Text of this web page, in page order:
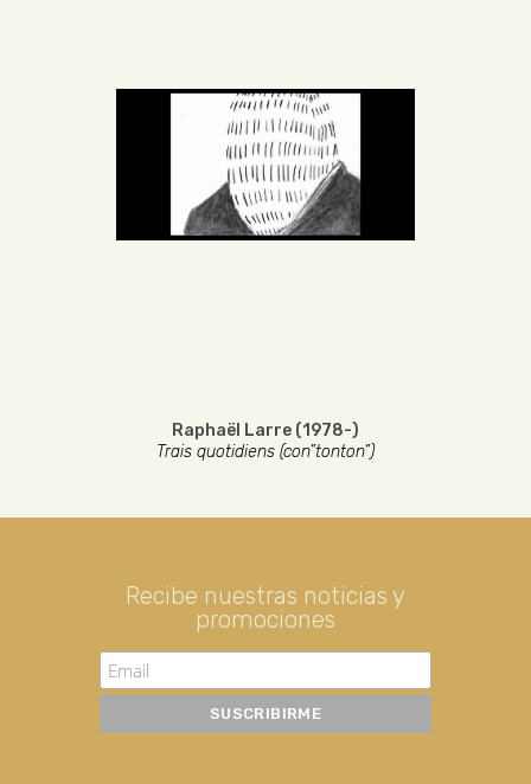
Raphaël Larre (1978-)
Trais quotidiens (con”tonton”)
Recibe nuestras noticias y
promociones